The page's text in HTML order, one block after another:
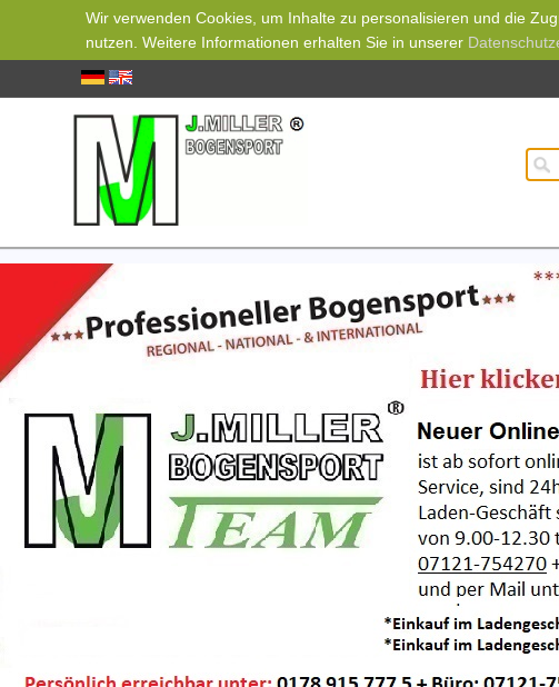
Wir verwenden Cookies, um Inhalte zu personalisieren und die
nutzen. Weitere Informationen erhalten Sie in unserer